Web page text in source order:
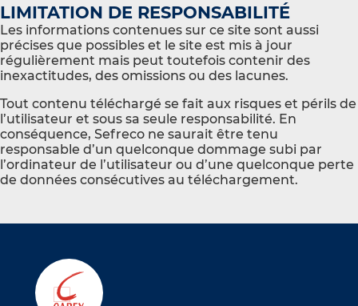
LIMITATION DE RESPONSABILITÉ
Les informations contenues sur ce site sont aussi
précises que possibles et le site est mis à jour
régulièrement mais peut toutefois contenir des
inexactitudes, des omissions ou des lacunes.
Tout contenu téléchargé se fait aux risques et périls de
l’utilisateur et sous sa seule responsabilité. En
conséquence, Sefreco ne saurait être tenu
responsable d’un quelconque dommage subi par
l’ordinateur de l’utilisateur ou d’une quelconque perte
de données consécutives au téléchargement.